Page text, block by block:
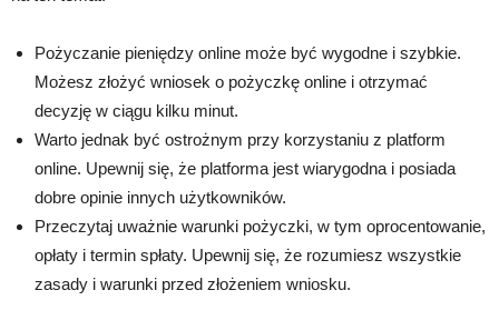
Pożyczanie pieniędzy online może być wygodne i szybkie.
Możesz złożyć wniosek o pożyczkę online i otrzymać
decyzję w ciągu kilku minut.
Warto jednak być ostrożnym przy korzystaniu z platform
online. Upewnij się, że platforma jest wiarygodna i posiada
dobre opinie innych użytkowników.
Przeczytaj uważnie warunki pożyczki, w tym oprocentowanie,
opłaty i termin spłaty. Upewnij się, że rozumiesz wszystkie
zasady i warunki przed złożeniem wniosku.